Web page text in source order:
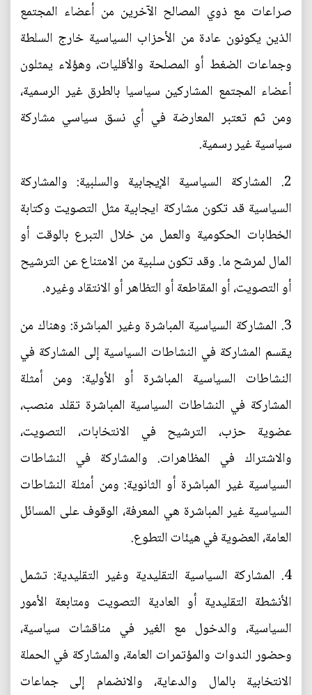
صراعات مع ذوي المصالح الآخرين من أعضاء المجتمع
الذين يكونون عادة من الأحزاب السياسية خارج السلطة
وجماعات الضغط أو المصلحة والأقليات، وهؤلاء يمثلون
أعضاء المجتمع المشاركين سياسيا بالطرق غير الرسمية،
ومن ثم تعتبر المعارضة في أي نسق سياسي مشاركة
سياسية غير رسمية.
2. المشاركة السياسية الإيجابية والسلبية: والمشاركة
السياسية قد تكون مشاركة ايجابية مثل التصويت وكتابة
الخطابات الحكومية والعمل من خلال التبرع بالوقت أو
المال لمرشح ما. وقد تكون سلبية من الامتناع عن الترشيح
أو التصويت، أو المقاطعة أو التظاهر أو الانتقاد وغيره.
3. المشاركة السياسية المباشرة وغير المباشرة: وهناك من
يقسم المشاركة في النشاطات السياسية إلى المشاركة في
النشاطات السياسية المباشرة أو الأولية: ومن أمثلة
المشاركة في النشاطات السياسية المباشرة تقلد منصب،
عضوية حزب، الترشيح في الانتخابات، التصويت،
والاشتراك في المظاهرات. والمشاركة في النشاطات
السياسية غير المباشرة أو الثانوية: ومن أمثلة النشاطات
السياسية غير المباشرة هي المعرفة، الوقوف على المسائل
العامة، العضوية في هيئات التطوع.
4. المشاركة السياسية التقليدية وغير التقليدية: تشمل
الأنشطة التقليدية أو العادية التصويت ومتابعة الأمور
السياسية، والدخول مع الغير في مناقشات سياسية،
وحضور الندوات والمؤتمرات العامة، والمشاركة في الحملة
الانتخابية بالمال والدعاية، والانضمام إلى جماعات